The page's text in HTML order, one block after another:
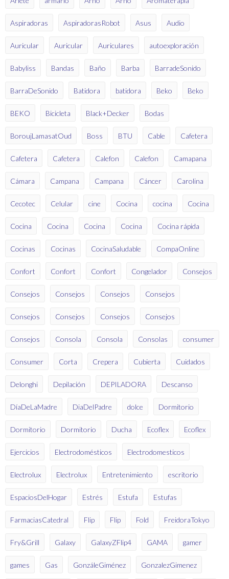
Aspiradoras AspiradorasRobot Asus Audio
Auricular Auricular Auriculares autoexploración
Babyliss Bandas Baño Barba BarradeSonido
BarraDeSonido Batidora batidora Beko Beko
BEKO Bicicleta Black+Decker Bodas
BoroujLamasatOud Boss BTU Cable Cafetera
Cafetera Cafetera Calefon Calefon Camapana
Cámara Campana Campana Cáncer Carolina
Cecotec Celular cine Cocina cocina Cocina
Cocina Cocina Cocina Cocina Cocina rápida
Cocinas Cocinas CocinaSaludable CompaOnline
Confort Confort Confort Congelador Consejos
Consejos Consejos Consejos Consejos
Consejos Consejos Consejos Consejos
Consejos Consola Consola Consolas consumer
Consumer Corta Crepera Cubierta Cuidados
Delonghi Depilación DEPILADORA Descanso
DíaDeLaMadre DiaDelPadre dolce Dormitorio
Dormitorio Dormitorio Ducha Ecoflex Ecoflex
Ejercicios Electrodomésticos Electrodomesticos
Electrolux Electrolux Entretenimiento escritorio
EspaciosDelHogar Estrés Estufa Estufas
FarmaciasCatedral Flip Flip Fold FreidoraTokyo
Fry&Grill Galaxy GalaxyZFlip4 GAMA gamer
games Gas GonzáleGiménez GonzalezGimenez